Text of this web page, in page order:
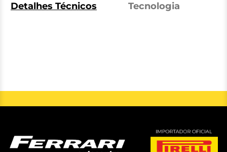
Detalhes Técnicos Tecnologia